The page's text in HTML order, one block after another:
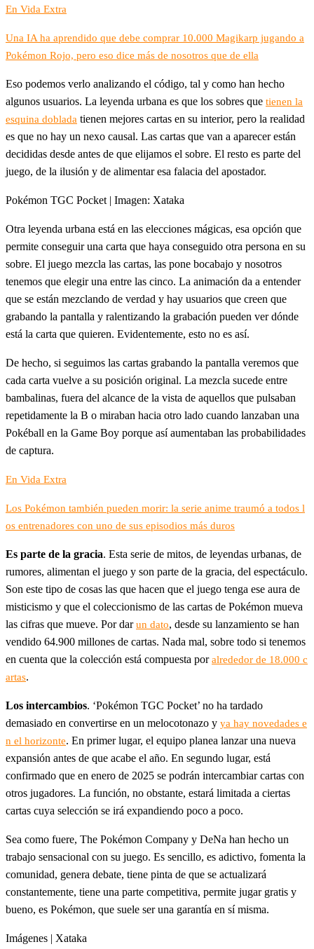
En Vida Extra
Una IA ha aprendido que debe comprar 10.000 Magikarp jugando a
Pokémon Rojo, pero eso dice más de nosotros que de ella
Eso podemos verlo analizando el código, tal y como han hecho
algunos usuarios. La leyenda urbana es que los sobres que tienen la
esquina doblada tienen mejores cartas en su interior, pero la realidad
es que no hay un nexo causal. Las cartas que van a aparecer están
decididas desde antes de que elijamos el sobre. El resto es parte del
juego, de la ilusión y de alimentar esa falacia del apostador.
Pokémon TGC Pocket | Imagen: Xataka
Otra leyenda urbana está en las elecciones mágicas, esa opción que
permite conseguir una carta que haya conseguido otra persona en su
sobre. El juego mezcla las cartas, las pone bocabajo y nosotros
tenemos que elegir una entre las cinco. La animación da a entender
que se están mezclando de verdad y hay usuarios que creen que
grabando la pantalla y ralentizando la grabación pueden ver dónde
está la carta que quieren. Evidentemente, esto no es así.
De hecho, si seguimos las cartas grabando la pantalla veremos que
cada carta vuelve a su posición original. La mezcla sucede entre
bambalinas, fuera del alcance de la vista de aquellos que pulsaban
repetidamente la B o miraban hacia otro lado cuando lanzaban una
Pokéball en la Game Boy porque así aumentaban las probabilidades
de captura.
En Vida Extra
Los Pokémon también pueden morir: la serie anime traumó a todos l
os entrenadores con uno de sus episodios más duros
Es parte de la gracia. Esta serie de mitos, de leyendas urbanas, de
rumores, alimentan el juego y son parte de la gracia, del espectáculo.
Son este tipo de cosas las que hacen que el juego tenga ese aura de
misticismo y que el coleccionismo de las cartas de Pokémon mueva
las cifras que mueve. Por darun dato, desde su lanzamiento se han
vendido 64.900 millones de cartas. Nada mal, sobre todo si tenemos
en cuenta que la colección está compuesta poralrededor de 18.000 c
artas.
Los intercambios. ‘Pokémon TGC Pocket’ no ha tardado
demasiado en convertirse en un melocotonazo y ya hay novedades e
n el horizonte. En primer lugar, el equipo planea lanzar una nueva
expansión antes de que acabe el año. En segundo lugar, está
confirmado que en enero de 2025 se podrán intercambiar cartas con
otros jugadores. La función, no obstante, estará limitada a ciertas
cartas cuya selección se irá expandiendo poco a poco.
Sea como fuere, The Pokémon Company y DeNa han hecho un
trabajo sensacional con su juego. Es sencillo, es adictivo, fomenta la
comunidad, genera debate, tiene pinta de que se actualizará
constantemente, tiene una parte competitiva, permite jugar gratis y
bueno, es Pokémon, que suele ser una garantía en sí misma.
Imágenes | Xataka